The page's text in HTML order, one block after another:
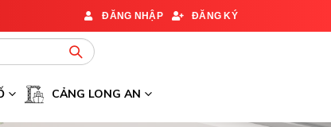
ĐĂNG NHẬP ĐĂNG KÝ
CẢNG LONG AN